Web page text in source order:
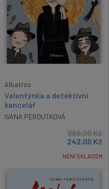
Albatros
Valentýnka a detektivní
kancelář
IVANA PEROUTKOVÁ
269,00Kč
242,00 Kč
NENÍ SKLADEM